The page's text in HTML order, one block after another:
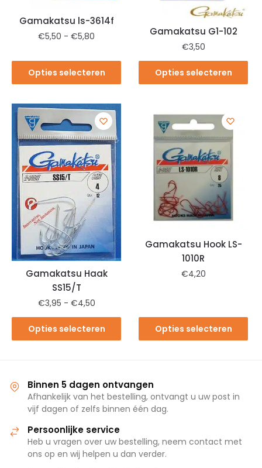
Gamakatsu ls-3614f
€5,50 - €5,80
Opties selecteren
Gamakatsu G1-102
€3,50
Opties selecteren
Gamakatsu Haak
SS15/T
€3,95 - €4,50
Opties selecteren
Gamakatsu Hook LS-
1010R
€4,20
Opties selecteren
Binnen 5 dagen ontvangen
Afhankelijk van het bestelling, ontvangt u uw post in
vijf dagen of zelfs binnen één dag.
Persoonlijke service
Heb u vragen over uw bestelling, neem contact met
ons op en wij helpen u dan verder.